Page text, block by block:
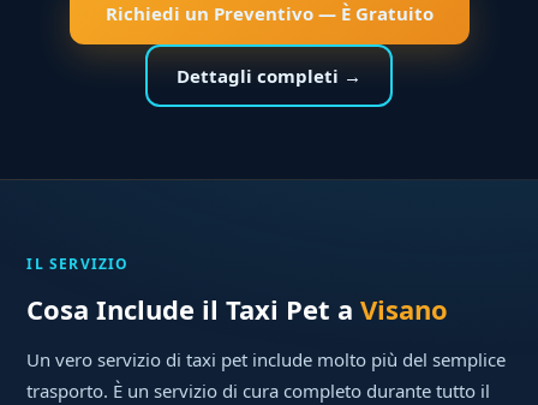
Richiedi un Preventivo — È Gratuito
Dettagli completi →
IL SERVIZIO
Cosa Include il Taxi Pet aVisano
Un vero servizio di taxi pet include molto più del semplice
trasporto. È un servizio di cura completo durante tutto il